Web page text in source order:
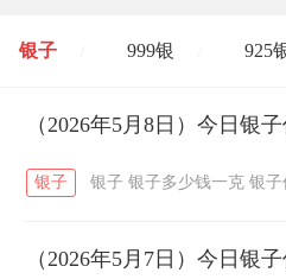
银子 999银 925
开国纪念币 大清
菜百 周生生 周
六福 / 金至尊 / 潮
（2026年5月8日）今日银
银子 银子 银子多少钱一克 银子
（2026年5月7日）今日银